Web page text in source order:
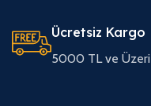
Ücretsiz Kargo
5000 TL ve Üzeri